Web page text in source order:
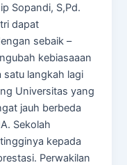
Sopandi, S,Pd.
dapat
sebaik –
kebiasaaan
satu langkah lagi
Universitas yang
jauh berbeda
Sekolah
kepada
Perwakilan